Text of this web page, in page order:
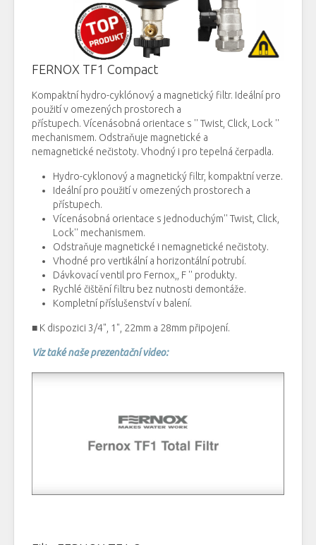
FERNOX TF1 Compact
Kompaktní hydro-cyklónový a magnetický filtr. Ideální pro
použitív omezených prostorech a
přístupech. Vícenásobná orientace s '' Twist Click Lock ''
mechanismem. Odstraňuje magnetické a
nemagnetické nečistoty. Vhodný i pro tepelná čerpadla.
Hydro-cyklonový a magnetický filtr, kompaktníverze.
Ideální pro použitív omezených prostorech a
přístupech.
Vícenásobná orientace s jednoduchým'' Twist Click
Lock'' mechanismem.
Odstraňuje magnetické i nemagnetické nečistoty.
Vhodné pro vertikální a horizontální potrubí.
Dávkovacíventil pro Fernox F '' produkty.
Rychlé čištění filtru bez nutnosti demontáže.
Kompletní příslušenstvív balení.
■ K dispozici 3/4", 1", 22mm a 28mm připojení.
Viz také naše prezentační video: